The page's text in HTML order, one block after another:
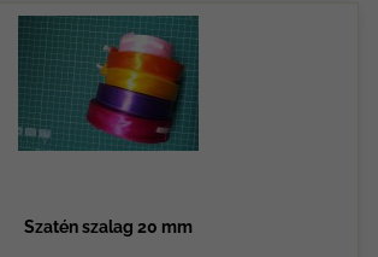
Szatén szalag 20 mm